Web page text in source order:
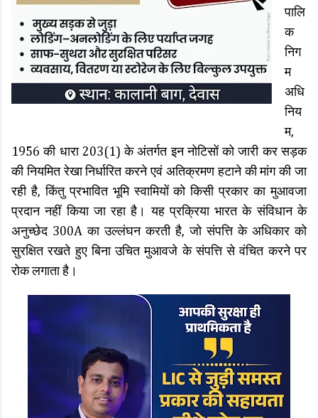
पालि
क
निग
म
अधि
निय
म,
1956 की धारा 203(1) के अंतर्गत इन नोटिसों को जारी कर सड़क
की नियमित रेखा निर्धारित करने एवं अतिक्रमण हटाने की मांग की जा
रही है, किंतु प्रभावित भूमि स्वामियों को किसी प्रकार का मुआवजा
प्रदान नहीं किया जा रहा है। यह प्रक्रिया भारत के संविधान के
अनुच्छेद 300A का उल्लंघन करती है, जो संपत्ति के अधिकार को
सुरक्षित रखते हुए बिना उचित मुआवजे के संपत्ति से वंचित करने पर
रोक लगाता है।